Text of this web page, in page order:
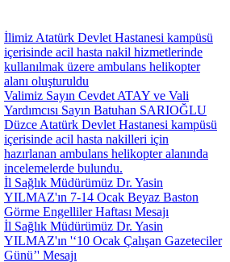
İlimiz Atatürk Devlet Hastanesi kampüsü
içerisinde acil hasta nakil hizmetlerinde
kullanılmak üzere ambulans helikopter
alanı oluşturuldu
Valimiz Sayın Cevdet ATAY ve Vali
Yardımcısı Sayın Batuhan SARIOĞLU
Düzce Atatürk Devlet Hastanesi kampüsü
içerisinde acil hasta nakilleri için
hazırlanan ambulans helikopter alanında
incelemelerde bulundu.
İl Sağlık Müdürümüz Dr. Yasin
YILMAZ'ın 7-14 Ocak Beyaz Baston
Görme Engelliler Haftası Mesajı
İl Sağlık Müdürümüz Dr. Yasin
YILMAZ'ın '‘10 Ocak Çalışan Gazeteciler
Günü’' Mesajı